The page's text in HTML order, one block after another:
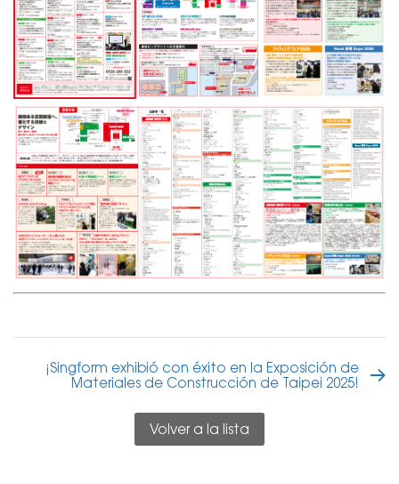
¡Singform exhibió con éxito en la Exposición de
Materiales de Construcción de Taipei 2025!
Volver a la lista